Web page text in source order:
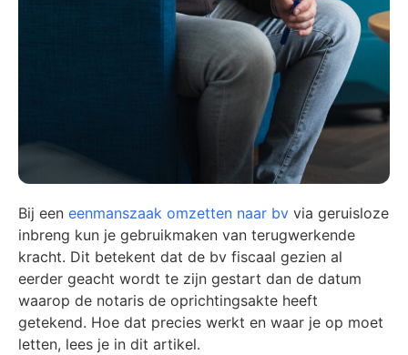
Bij een eenmanszaak omzetten naar bv via geruisloze
inbreng kun je gebruikmaken van terugwerkende
kracht. Dit betekent dat de bv fiscaal gezien al
eerder geacht wordt te zijn gestart dan de datum
waarop de notaris de oprichtingsakte heeft
getekend. Hoe dat precies werkt en waar je op moet
letten, lees je in dit artikel.